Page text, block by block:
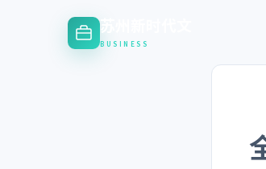
苏州新时代文
BUSINESS